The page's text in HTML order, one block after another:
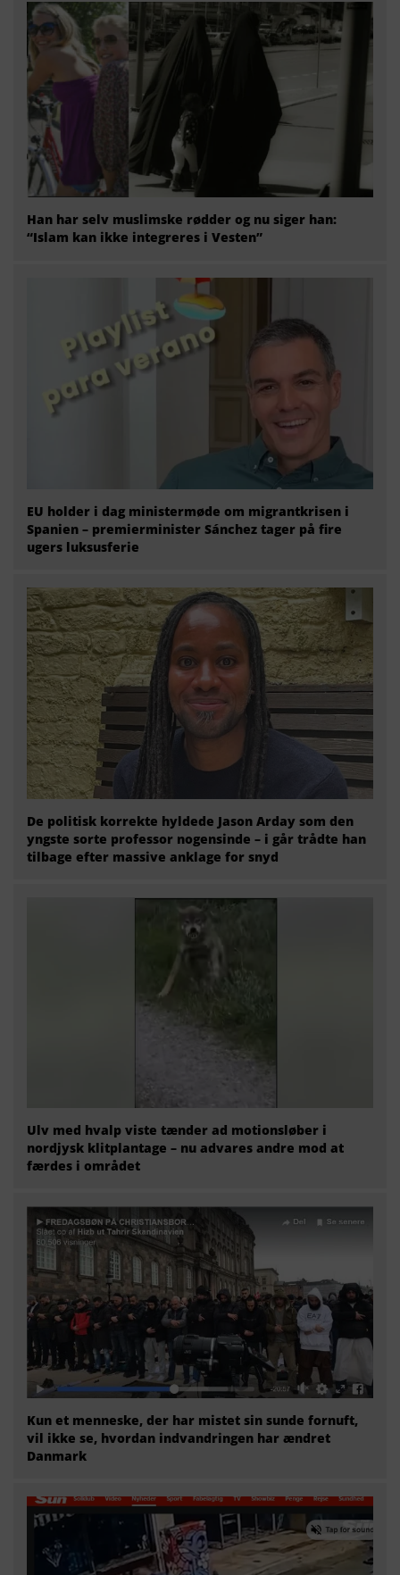
Han har selv muslimske rødder og nu siger han:
“Islam kan ikke integreres i Vesten”
EU holder i dag ministermøde om migrantkrisen i
Spanien – premierminister Sánchez tager på fire
ugers luksusferie
De politisk korrekte hyldede Jason Arday som den
yngste sorte professor nogensinde – i går trådte han
tilbage efter massive anklage for snyd
Ulv med hvalp viste tænder ad motionsløber i
nordjysk klitplantage – nu advares andre mod at
færdes i området
Kun et menneske, der har mistet sin sunde fornuft,
vil ikke se, hvordan indvandringen har ændret
Danmark